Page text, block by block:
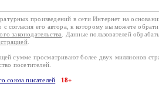
произведений в сети Интернет на
с согласия его автора, к которому вы можете
законодательства . Данные пользователей
.
сумме просматривают более двух миллионов
посетителей.
союза писателей 18+